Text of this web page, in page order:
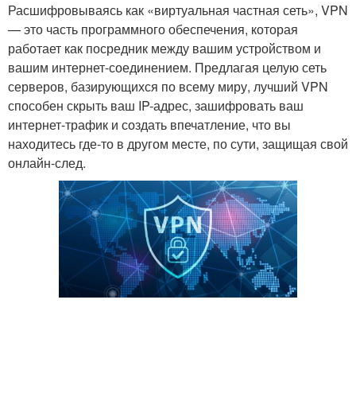
Расшифровываясь как «виртуальная частная сеть», VPN
— это часть программного обеспечения, которая
работает как посредник между вашим устройством и
вашим интернет-соединением. Предлагая целую сеть
серверов, базирующихся по всему миру, лучший VPN
способен скрыть ваш IP-адрес, зашифровать ваш
интернет-трафик и создать впечатление, что вы
находитесь где-то в другом месте, по сути, защищая свой
онлайн-след.